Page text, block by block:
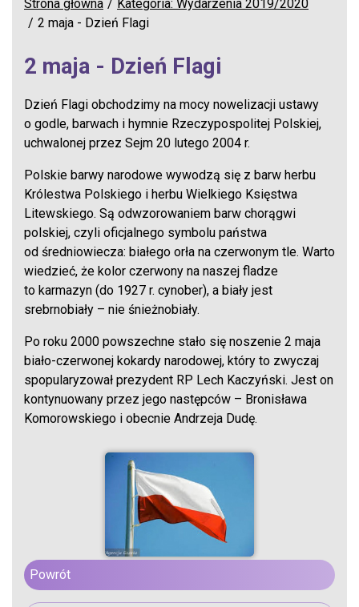
Strona główna
Kategoria: Wydarzenia 2019/2020
2 maja - Dzień Flagi
2 maja - Dzień Flagi
Dzień Flagi obchodzimy na mocy nowelizacji ustawy
o godle, barwach i hymnie Rzeczypospolitej Polskiej,
uchwalonej przez Sejm 20 lutego 2004 r.
Polskie barwy narodowe wywodzą się z barw herbu
Królestwa Polskiego i herbu Wielkiego Księstwa
Litewskiego. Są odwzorowaniem barw chorągwi
polskiej, czyli oficjalnego symbolu państwa
od średniowiecza: białego orła na czerwonym tle. Warto
wiedzieć, że kolor czerwony na naszej fladze
to karmazyn (do 1927 r. cynober), a biały jest
srebrnobiały – nie śnieżnobiały.
Po roku 2000 powszechne stało się noszenie 2 maja
biało-czerwonej kokardy narodowej, który to zwyczaj
spopularyzował prezydent RP Lech Kaczyński. Jest on
kontynuowany przez jego następców – Bronisława
Komorowskiego i obecnie Andrzeja Dudę.
Powrót